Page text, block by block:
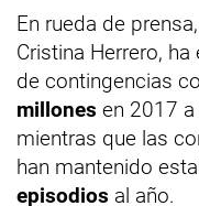
En rueda de
Cristina Herrero,
de contingencias
millones en 2017 a
mientras que las
han mantenido
episodios al año.